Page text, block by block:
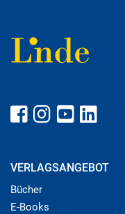
VERLAGSANGEBOT
Bücher
E-Books